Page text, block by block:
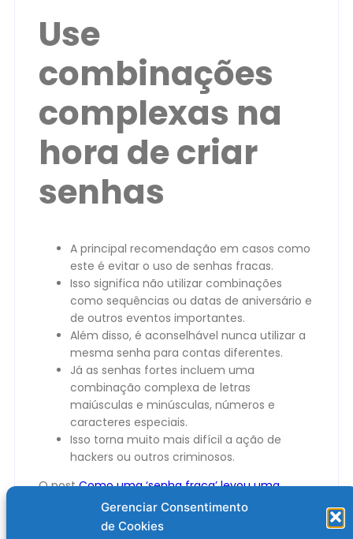
Gerenciar Consentimento
de Cookies
Use
combinações
complexas na
hora de criar
senhas
A principal recomendação em casos como
este é evitar o uso de senhas fracas.
Isso significa não utilizar combinações
como sequências ou datas de aniversário e
de outros eventos importantes.
Além disso, é aconselhável nunca utilizar a
mesma senha para contas diferentes.
Já as senhas fortes incluem uma
combinação complexa de letras
maiúsculas e minúsculas, números e
caracteres especiais.
Isso torna muito mais difícil a ação de
hackers ou outros criminosos.
O postComo uma ‘senha fraca’ levou uma
empresa centenária à falênciaapareceu
primeiro em Olhar Digital